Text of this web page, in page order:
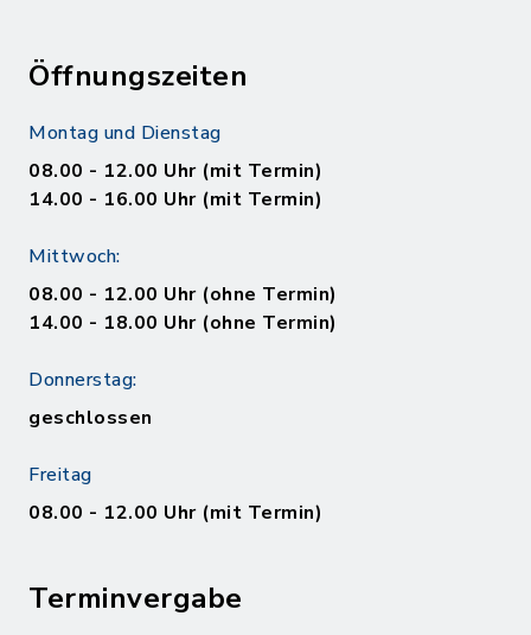
Öffnungszeiten
Montag und Dienstag
08.00 - 12.00 Uhr (mit Termin)
14.00 - 16.00 Uhr (mit Termin)
Mittwoch:
08.00 - 12.00 Uhr (ohne Termin)
14.00 - 18.00 Uhr (ohne Termin)
Donnerstag:
geschlossen
Freitag
08.00 - 12.00 Uhr (mit Termin)
Terminvergabe